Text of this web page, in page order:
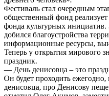
Фестиваль стал очередным
общественный фонд реализует
фонда культурных инициатив.
добился благоустройства
информационные ресурсы,
Теперь у открытия мирового
праздник.
–– День денисовца – это
Он будет проходить
денисовца, про Денисову